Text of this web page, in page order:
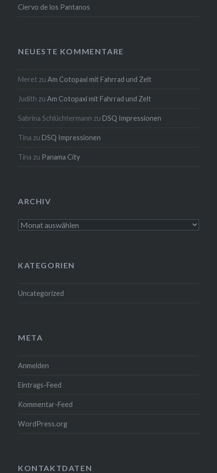
Ciervo de los Pantanos
NEUESTE KOMMENTARE
Meret zuAm Cotopaxi mit Fahrrad und Zelt
Judith zuAm Cotopaxi mit Fahrrad und Zelt
Sabrina Schlüchtermann zuDSQ Impressionen
Tina zuDSQ Impressionen
Tina zu Panama City
ARCHIV
Archiv
KATEGORIEN
Uncategorized
META
Anmelden
Eintrags-Feed
Kommentar-Feed
WordPress.org
KONTAKTDATEN